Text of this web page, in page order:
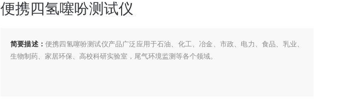
便携四氢噻吩测试仪
简要描述： 便携四氢噻吩测试仪产品广泛应用于石油、化工、冶金、市政、电力、食品、乳业、
生物制药、家居环保、高校科研实验室，尾气环境监测等各个领域。